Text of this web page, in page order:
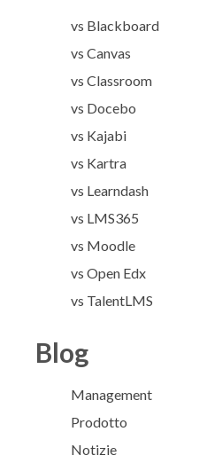
vs Blackboard
vs Canvas
vs Classroom
vs Docebo
vs Kajabi
vs Kartra
vs Learndash
vs LMS365
vs Moodle
vs Open Edx
vs TalentLMS
Blog
Management
Prodotto
Notizie